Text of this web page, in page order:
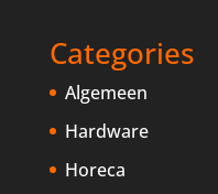
Categories
Algemeen
Hardware
Horeca